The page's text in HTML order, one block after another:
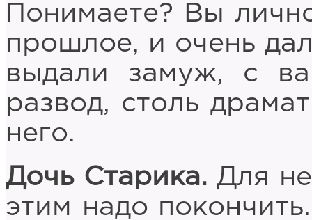
Понимаете? Вы
прошлое, и очень
выдали замуж, с
развод, столь
него.
Дочь Старика. Для
этим надо